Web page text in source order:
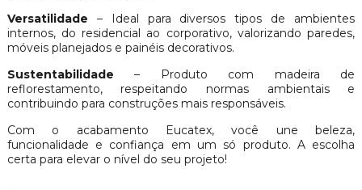
Versatilidade – Ideal para diversos tipos de ambientes
internos, do residencial ao corporativo, valorizando paredes,
móveis planejados e painéis decorativos.
Sustentabilidade – Produto com madeira de
reflorestamento, respeitando normas ambientais e
contribuindo para construções mais responsáveis.
Com o acabamento Eucatex, você une beleza,
funcionalidade e confiança em um só produto. A escolha
certa para elevar o nível do seu projeto!